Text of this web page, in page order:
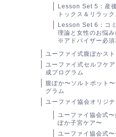
Lesson Set 5：産
トックス＆リラッ
Lesson Set 6：コ
理論と女性のお悩
※アドバイザー必須
ユーファイ式腹ぽかス
ユーファイ式セルフケ
成プログラム
腹ぽか〜ソルトポット
グラム
ユーファイ協会オリジ
ユーファイ協会式
ぽか子宮ケア〜
ユーファイ協会式